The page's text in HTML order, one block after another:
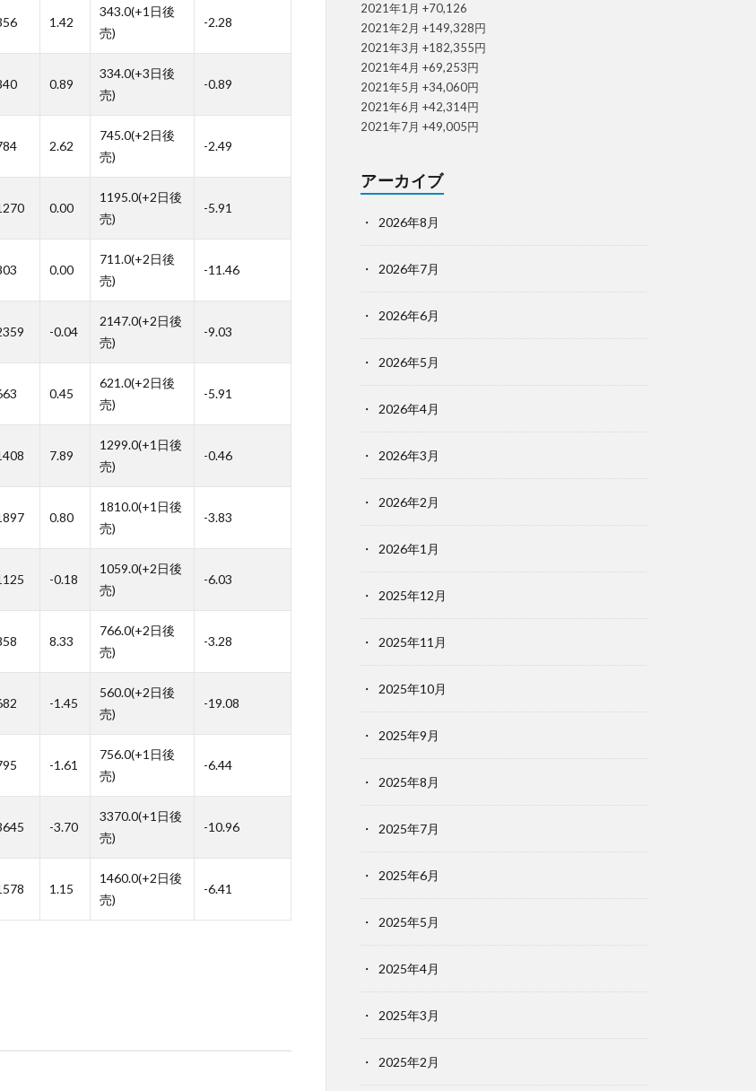
1.42
343.0(+1日後
売)
-2.28
0.89
334.0(+3日後
売)
-0.89
2.62
745.0(+2日後
売)
-2.49
0.00
1195.0(+2日後
売)
-5.91
0.00
711.0(+2日後
売)
-11.46
-0.04
2147.0(+2日後
売)
-9.03
0.45
621.0(+2日後
売)
-5.91
7.89
1299.0(+1日後
売)
-0.46
0.80
1810.0(+1日後
売)
-3.83
-0.18
1059.0(+2日後
売)
-6.03
8.33
766.0(+2日後
売)
-3.28
-1.45
560.0(+2日後
売)
-19.08
-1.61
756.0(+1日後
売)
-6.44
-3.70
3370.0(+1日後
売)
-10.96
1.15
1460.0(+2日後
売)
-6.41
2021年1月 +70,126
2021年2月 +149,328円
2021年3月 +182,355円
2021年4月 +69,253円
2021年5月 +34,060円
2021年6月 +42,314円
2021年7月 +49,005円
アーカイブ
2026年8月
2026年7月
2026年6月
2026年5月
2026年4月
2026年3月
2026年2月
2026年1月
2025年12月
2025年11月
2025年10月
2025年9月
2025年8月
2025年7月
2025年6月
2025年5月
2025年4月
2025年3月
2025年2月